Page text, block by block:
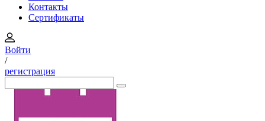
Контакты
Сертификаты
Войти
/
регистрация